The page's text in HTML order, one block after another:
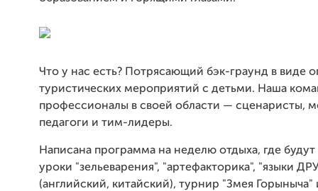
Что у нас есть? Потрясающий бэк-граунд в виде
туристических мероприятий с детьми. Наша
профессионалы в своей области — сценаристы,
педагоги и тим-лидеры.
Написана программа на неделю отдыха, где
уроки "зельеварения", "артефакторика", "языки
(английский, китайский), турнир "Змея Горыныча"